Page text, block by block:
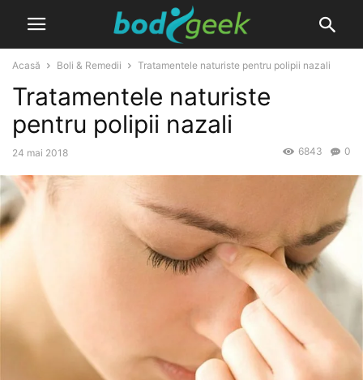
Acasă Boli & Remedii Tratamentele naturiste pentru polipii nazali
Tratamentele naturiste
pentru polipii nazali
24 mai 2018 0
6843